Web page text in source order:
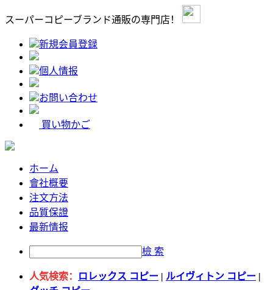
スーパーコピーブランド通販の専門店！
新規会員登録
個人情报
お問い合わせ
買い物かご
ホーム
會社概要
注文方法
品質保證
最新情报
檢 索
人気検索： ロレックス コピー | ルイヴィトン コピー |